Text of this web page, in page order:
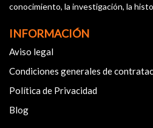
conocimiento, la investigación, la
INFORMACIÓN
Aviso legal
Condiciones generales de
Política de Privacidad
Blog